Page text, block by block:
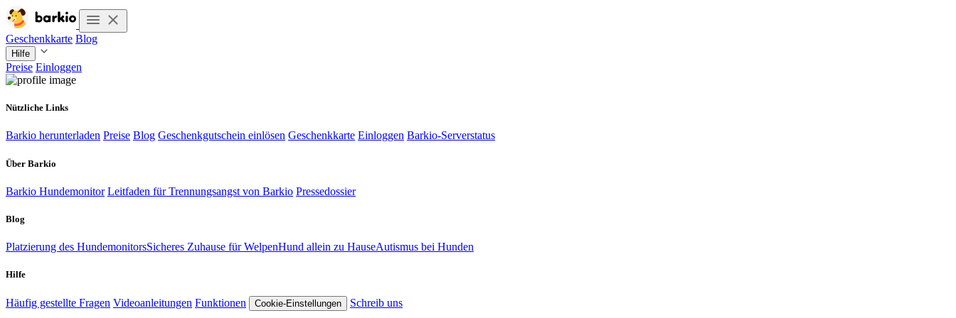
Geschenkkarte Blog
Hilfe
Preise Einloggen
Nützliche Links
Barkio herunterladen Preise Blog Geschenkgutschein einlösen Geschenkkarte Einloggen Barkio-Serverstatus
Über Barkio
Barkio Hundemonitor Leitfaden für Trennungsangst von Barkio Pressedossier
Blog
Platzierung des HundemonitorsSicheres Zuhause für WelpenHund allein zu HauseAutismus bei Hunden
Hilfe
Häufig gestellte Fragen Videoanleitungen Funktionen Cookie-Einstellungen Schreib uns